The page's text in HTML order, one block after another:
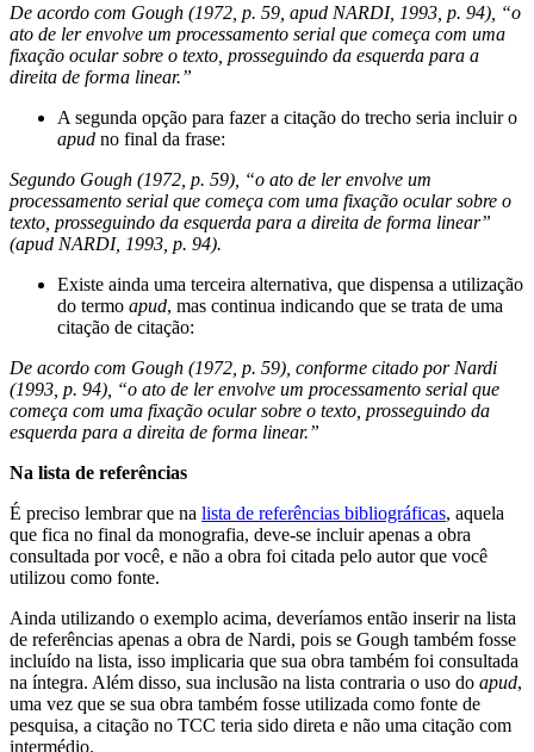
De acordo com Gough (1972, p. 59, apud NARDI, 1993, p. 94), “o
ato de ler envolve um processamento serial que começa com uma
fixação ocular sobre o texto, prosseguindo da esquerda para a
direita de forma linear.”
A segunda opção para fazer a citação do trecho seria incluir o
apud no final da frase:
Segundo Gough (1972, p. 59), “o ato de ler envolve um
processamento serial que começa com uma fixação ocular sobre o
texto, prosseguindo da esquerda para a direita de forma linear”
(apud NARDI, 1993, p. 94).
Existe ainda uma terceira alternativa, que dispensa a utilização
do termo apud, mas continua indicando que se trata de uma
citação de citação:
De acordo com Gough (1972, p. 59), conforme citado por Nardi
(1993, p. 94), “o ato de ler envolve um processamento serial que
começa com uma fixação ocular sobre o texto, prosseguindo da
esquerda para a direita de forma linear.”
Na lista de referências
É preciso lembrar que na lista de referências bibliográficas, aquela
que fica no final da monografia, deve-se incluir apenas a obra
consultada por você, e não a obra foi citada pelo autor que você
utilizou como fonte.
Ainda utilizando o exemplo acima, deveríamos então inserir na lista
de referências apenas a obra de Nardi, pois se Gough também fosse
incluído na lista, isso implicaria que sua obra também foi consultada
na íntegra. Além disso, sua inclusão na lista contraria o uso do apud,
uma vez que se sua obra também fosse utilizada como fonte de
pesquisa, a citação no TCC teria sido direta e não uma citação com
intermédio.